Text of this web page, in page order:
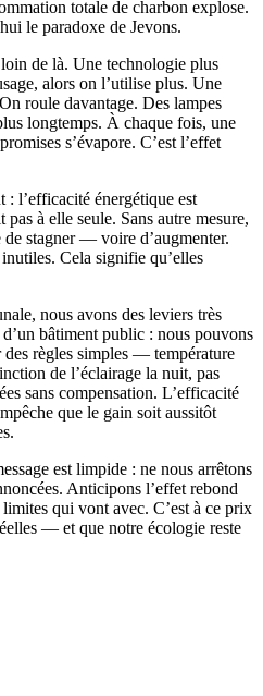
totale de charbon explose.
le paradoxe de Jevons.
de là. Une technologie plus
alors on l’utilise plus. Une
roule davantage. Des lampes
longtemps. À chaque fois, une
s’évapore. C’est l’effet
: l’efficacité énergétique est
à elle seule. Sans autre mesure,
stagner — voire d’augmenter.
Cela signifie qu’elles
nous avons des leviers très
bâtiment public : nous pouvons
règles simples — température
de l’éclairage la nuit, pas
sans compensation. L’efficacité
que le gain soit aussitôt
est limpide : ne nous arrêtons
Anticipons l’effet rebond
qui vont avec. C’est à ce prix
— et que notre écologie reste